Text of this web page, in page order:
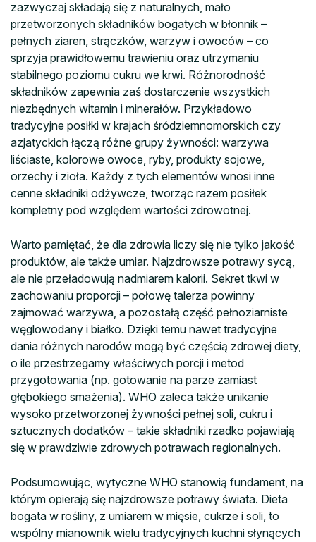
zazwyczaj składają się z naturalnych, mało
przetworzonych składników bogatych w błonnik –
pełnych ziaren, strączków, warzyw i owoców – co
sprzyja prawidłowemu trawieniu oraz utrzymaniu
stabilnego poziomu cukru we krwi. Różnorodność
składników zapewnia zaś dostarczenie wszystkich
niezbędnych witamin i minerałów. Przykładowo
tradycyjne posiłki w krajach śródziemnomorskich czy
azjatyckich łączą różne grupy żywności: warzywa
liściaste, kolorowe owoce, ryby, produkty sojowe,
orzechy i zioła. Każdy z tych elementów wnosi inne
cenne składniki odżywcze, tworząc razem posiłek
kompletny pod względem wartości zdrowotnej.
Warto pamiętać, że dla zdrowia liczy się nie tylko jakość
produktów, ale także umiar. Najzdrowsze potrawy sycą,
ale nie przeładowują nadmiarem kalorii. Sekret tkwi w
zachowaniu proporcji – połowę talerza powinny
zajmować warzywa, a pozostałą część pełnoziarniste
węglowodany i białko. Dzięki temu nawet tradycyjne
dania różnych narodów mogą być częścią zdrowej diety,
o ile przestrzegamy właściwych porcji i metod
przygotowania (np. gotowanie na parze zamiast
głębokiego smażenia). WHO zaleca także unikanie
wysoko przetworzonej żywności pełnej soli, cukru i
sztucznych dodatków – takie składniki rzadko pojawiają
się w prawdziwie zdrowych potrawach regionalnych.
Podsumowując, wytyczne WHO stanowią fundament, na
którym opierają się najzdrowsze potrawy świata. Dieta
bogata w rośliny, z umiarem w mięsie, cukrze i soli, to
wspólny mianownik wielu tradycyjnych kuchni słynących